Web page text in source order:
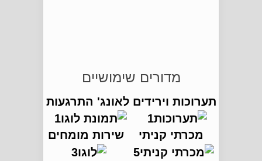
מדורים שימושיים
תערוכות וירידים לאונג' התרגעות
מכרתי קניתי שירות מומחים